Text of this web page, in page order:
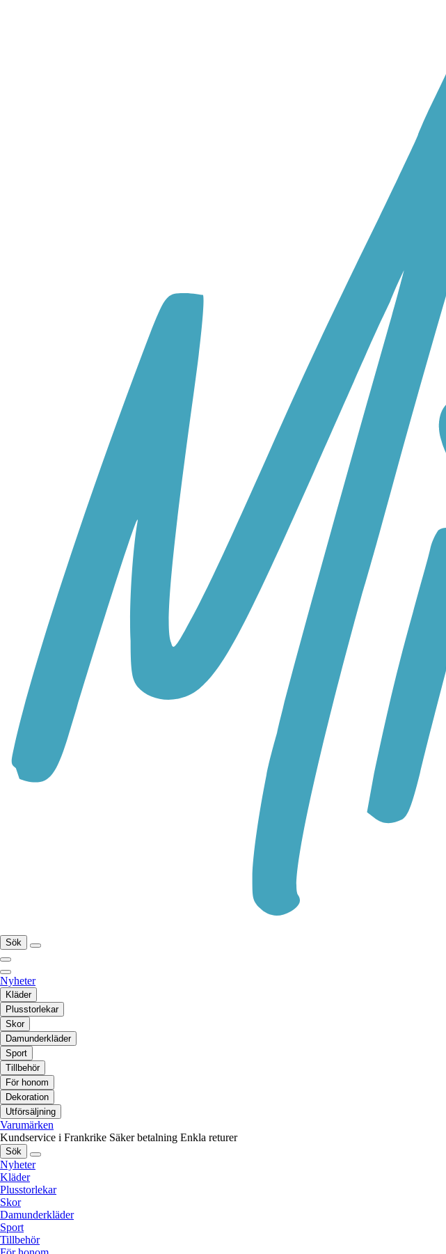
Sök
Nyheter
Kläder
Plusstorlekar
Skor
Damunderkläder
Sport
Tillbehör
För honom
Dekoration
Utförsäljning
Varumärken
Kundservice i Frankrike Säker betalning Enkla returer
Sök
Nyheter
Kläder
Plusstorlekar
Skor
Damunderkläder
Sport
Tillbehör